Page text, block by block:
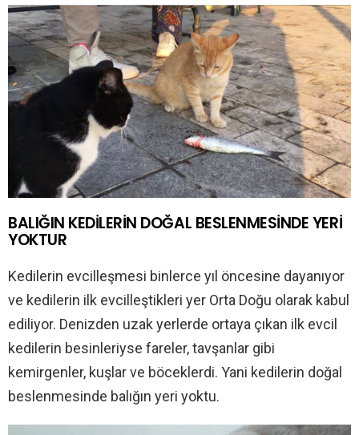
BALIĞIN KEDİLERİN DOĞAL BESLENMESİNDE YERİ
YOKTUR
Kedilerin evcilleşmesi binlerce yıl öncesine dayanıyor
ve kedilerin ilk evcilleştikleri yer Orta Doğu olarak kabul
ediliyor. Denizden uzak yerlerde ortaya çıkan ilk evcil
kedilerin besinleriyse fareler, tavşanlar gibi
kemirgenler, kuşlar ve böceklerdi. Yani kedilerin doğal
beslenmesinde balığın yeri yoktu.